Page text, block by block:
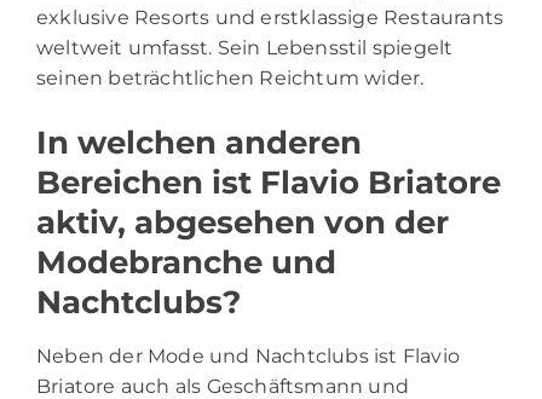
exklusive Resorts und erstklassige Restaurants
weltweit umfasst. Sein Lebensstil spiegelt
seinen beträchtlichen Reichtum wider.
In welchen anderen
Bereichen ist Flavio Briatore
aktiv, abgesehen von der
Modebranche und
Nachtclubs?
Neben der Mode und Nachtclubs ist Flavio
Briatore auch als Geschäftsmann und